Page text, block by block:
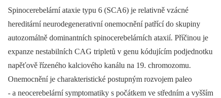
Spinocerebelární ataxie typu 6 (SCA6) je relativně vzácné
hereditární neurodegenerativní onemocnění patřící do skupiny
autozomálně dominantních spinocerebelárních ataxií. Příčinou je
expanze nestabilních CAG tripletů v genu kódujícím podjednotku
napěťově řízeného kalciového kanálu na 19. chromozomu.
Onemocnění je charakteristické postupným rozvojem paleo
-⁠ a neocerebelární symptomatiky s počátkem ve středním a vyšším